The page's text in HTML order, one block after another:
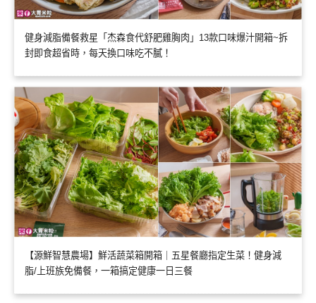
健身減脂備餐救星「杰森食代舒肥雞胸肉」13款口味爆汁開箱~拆
封即食超省時，每天換口味吃不膩！
【源鮮智慧農場】鮮活蔬菜箱開箱｜五星餐廳指定生菜！健身減
脂/上班族免備餐，一箱搞定健康一日三餐